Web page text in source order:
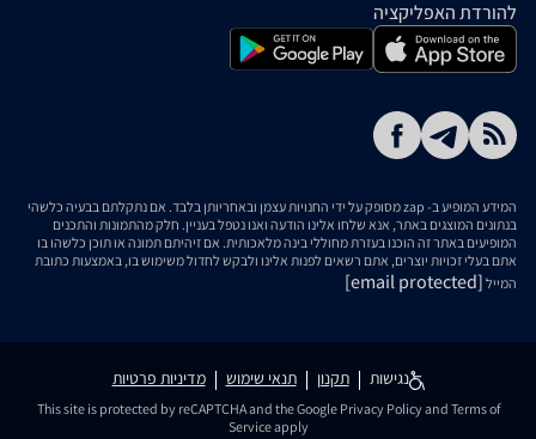
להורדת האפליקציה
המידע המופיע ב- zap מסופק על ידי החנויות עצמן ובאחריותן בלבד. אם נתקלתם בבעיה כלשהי
בנתונים המוצגים באתר, אנא שלחו אלינו הודעה ואנו נטפל בעניין. חלק מהתמונות והתכנים
המופיעים באתר זה הוכנו בעזרת מחוללי בינה מלאכותית. אם זיהיתם תמונה או תוכן כלשהו בו
אתם בעלי זכויות יוצרים, אתם רשאים לפנות אלינו ולבקש לחדול משימוש בו, באמצעות כתובת
המייל [email protected]
נגישות תקנון תנאי שימוש מדיניות פרטיות
This site is protected by reCAPTCHA and the Google Privacy Policyand Terms of
Serviceapply